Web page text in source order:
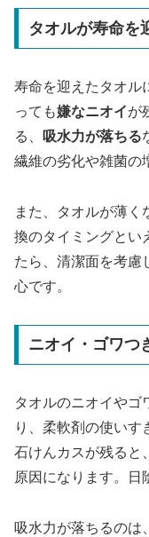
タオルが寿命を
寿命を迎えたタオル
っても嫌なニオイが
る、
吸水力が落ちる
繊維の劣化や雑菌の
また、タオルが薄く
換のタイミングとい
たら、清潔面を考慮
心です。
ニオイ・ゴワつ
タオルのニオイやゴ
り、柔軟剤の使いす
石けんカスが残ると
原因になります。日
吸水力が落ちるのは